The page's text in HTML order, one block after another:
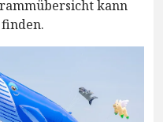
kann
finden.